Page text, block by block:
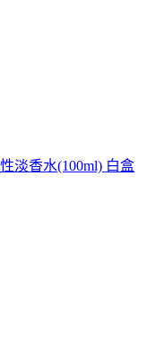
淡香水(100ml) 白盒